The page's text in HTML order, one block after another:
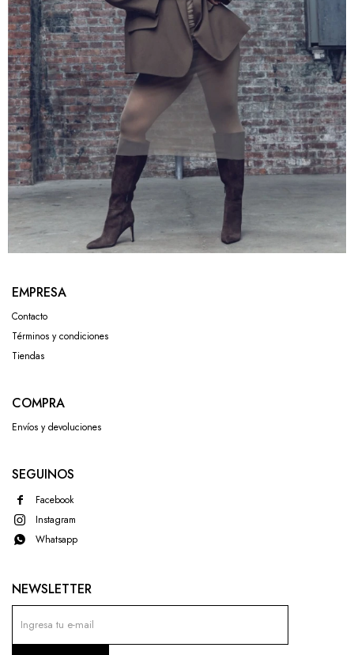
EMPRESA
Contacto
Términos y condiciones
Tiendas
COMPRA
Envíos y devoluciones
SEGUINOS
Facebook
Instagram
Whatsapp
NEWSLETTER